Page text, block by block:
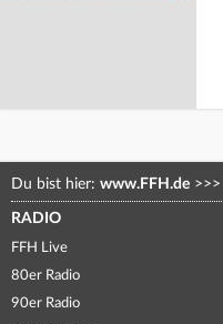
Du bist hier: www.FFH.de >>>
RADIO
FFH Live
80er Radio
90er Radio